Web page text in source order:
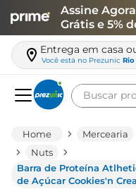
Assine Agora
Grátis e 5%
Entrega em casa
Você está no Prezunic
Buscar
Mercearia
Nuts
Barra de Proteína
de Açúcar Cookies'n
leite